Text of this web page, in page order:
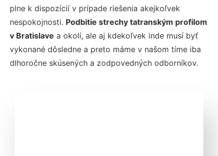
plne k dispozícií v prípade riešenia akejkoľvek
nespokojnosti. Podbitie strechy tatranským profilom
v Bratislave a okolí, ale aj kdekoľvek inde musí byť
vykonané dôsledne a preto máme v našom tíme iba
dlhoročne skúsených a zodpovedných odborníkov.